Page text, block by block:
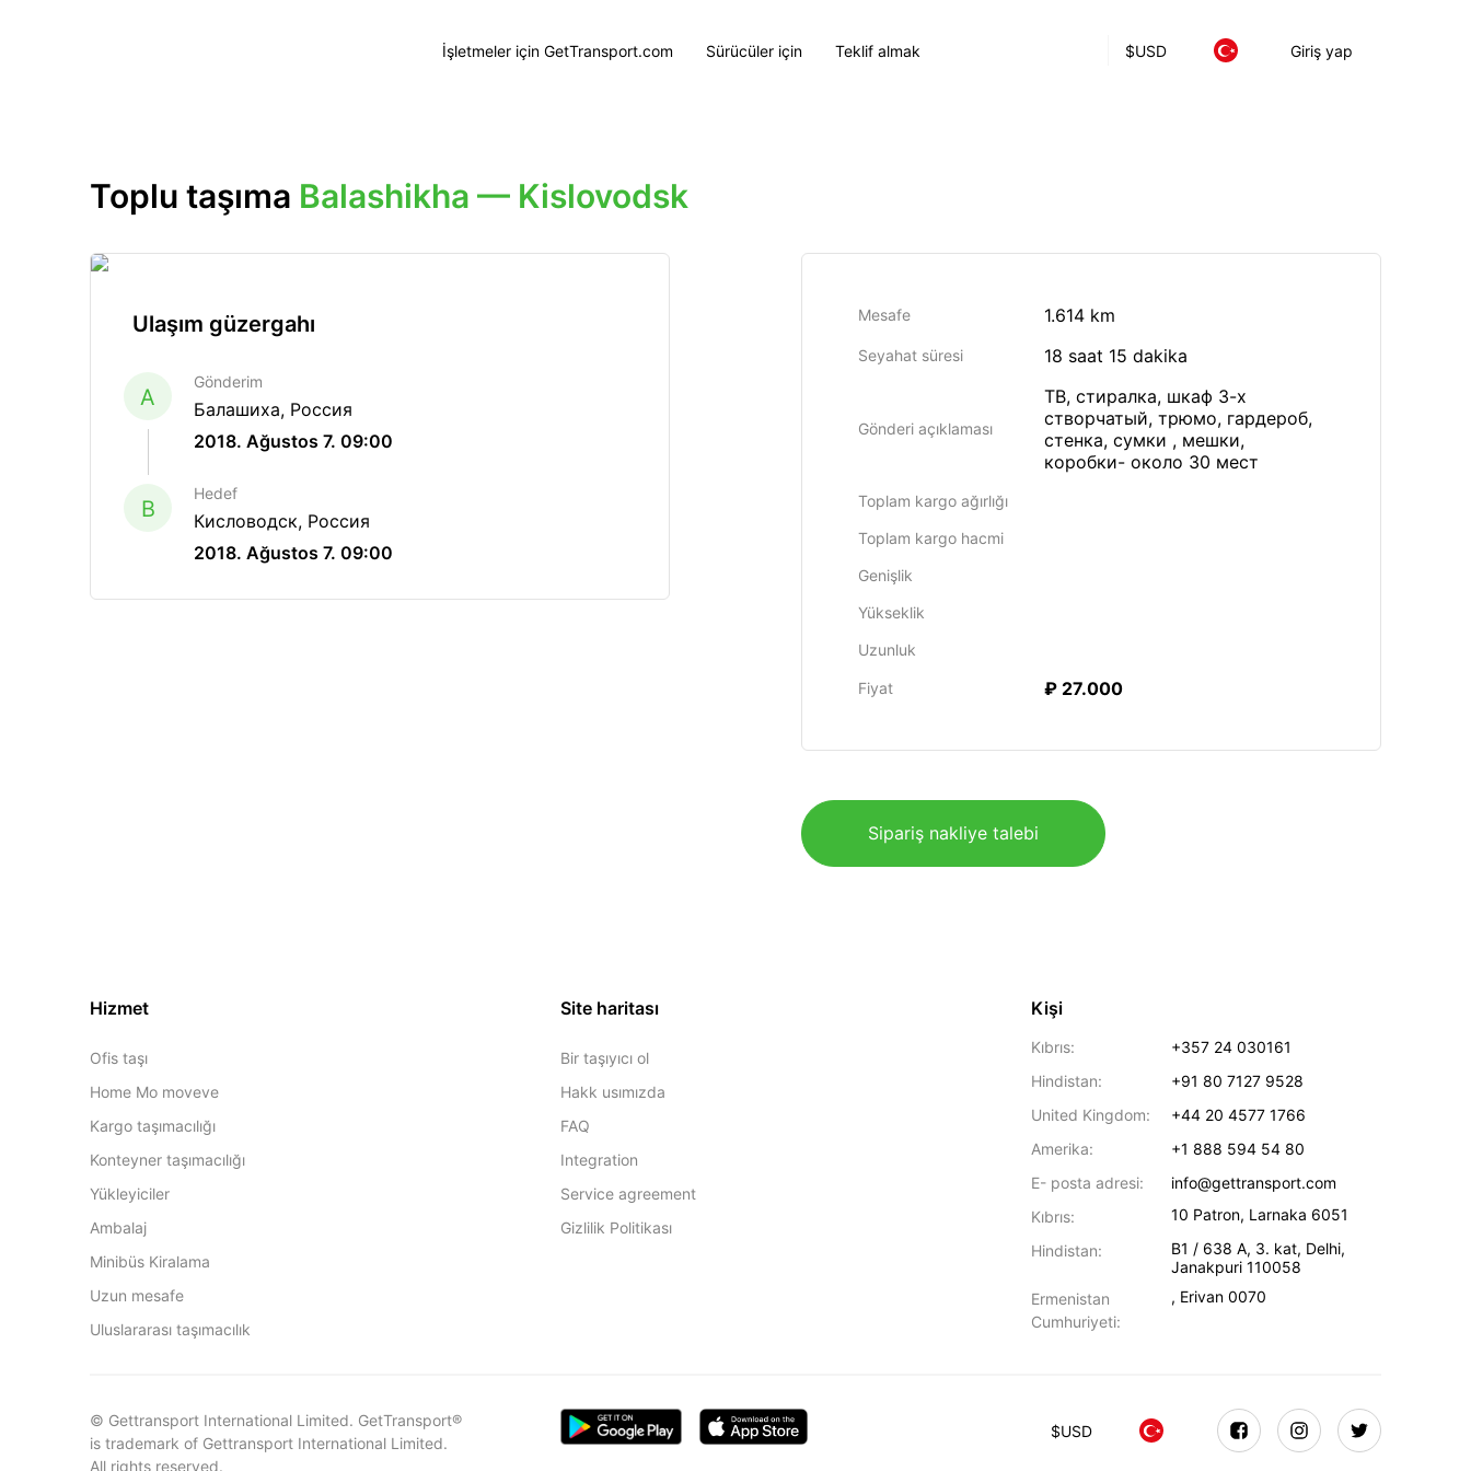
$USD Giriş yap
İşletmeler için GetTransport.com Sürücüler için Teklif almak
Toplu taşıma Balashikha — Kislovodsk
Ulaşım güzergahı
A
Gönderim
Балашиха, Россия
2018. Ağustos 7. 09:00
B
Hedef
Кисловодск, Россия
2018. Ağustos 7. 09:00
Mesafe 1.614 km
Seyahat süresi 18 saat 15 dakika
Gönderi açıklaması
ТВ, стиралка, шкаф 3-х
створчатый, трюмо, гардероб,
стенка, сумки , мешки,
коробки- около 30 мест
Toplam kargo ağırlığı
Toplam kargo hacmi
Genişlik
Yükseklik
Uzunluk
Fiyat ₽ 27.000
Sipariş nakliye talebi
Hizmet
Ofis taşı
Home Mo moveve
Kargo taşımacılığı
Konteyner taşımacılığı
Yükleyiciler
Ambalaj
Minibüs Kiralama
Uzun mesafe
Uluslararası taşımacılık
Site haritası
Bir taşıyıcı ol
Hakk usımızda
FAQ
Integration
Service agreement
Gizlilik Politikası
Kişi
Kıbrıs:
+357 24 030161
Hindistan:
+91 80 7127 9528
United Kingdom:
+44 20 4577 1766
Amerika:
+1 888 594 54 80
E- posta adresi:
info@gettransport.com
Kıbrıs:
10 Patron, Larnaka 6051
Hindistan:
B1 / 638 A, 3. kat, Delhi,
Janakpuri 110058
Ermenistan
Cumhuriyeti:
, Erivan 0070
© Gettransport International Limited. GetTransport®
is trademark of Gettransport International Limited.
All rights reserved.
$USD